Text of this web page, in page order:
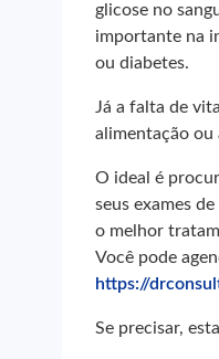
glicose no
importante na
ou diabetes.
Já a falta de
alimentação ou
O ideal é
seus exames
o melhor
Você pode
https://
Se precisar,